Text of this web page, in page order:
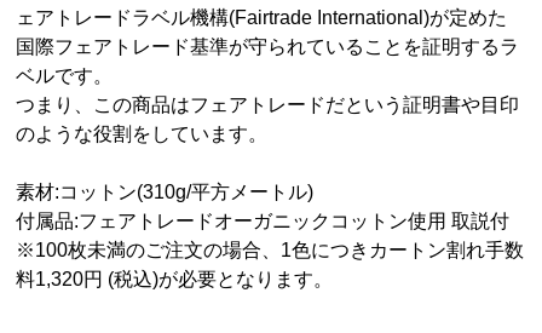
ェアトレードラベル機構(Fairtrade International)が定めた
国際フェアトレード基準が守られていることを証明するラ
ベルです。
つまり、この商品はフェアトレードだという証明書や目印
のような役割をしています。
素材:コットン(310g/平方メートル)
付属品:フェアトレードオーガニックコットン使用 取説付
※100枚未満のご注文の場合、1色につきカートン割れ手数
料1,320円 (税込)が必要となります。